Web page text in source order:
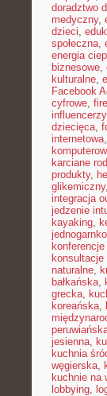
doradztwo
medyczny,
dzieci,
społeczna,
energia
biznesowe,
kulturalne,
Facebook
cyfrowe,
influencerzy
dziecięca,
internetowa,
karciane
produkty,
glikemiczny,
integracja
jedzenie
kayaking,
naturalne,
bałkańska,
grecka,
koreańska,
jesienna,
kuchnia
węgierska,
kuchnie na
lobbying,